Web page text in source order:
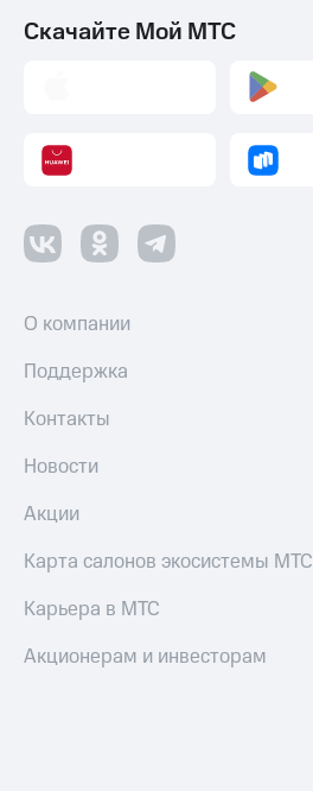
Скачайте Мой МТС
О компании
Поддержка
Контакты
Новости
Акции
Карта салонов экосистемы МТС
Карьера в МТС
Акционерам и инвесторам